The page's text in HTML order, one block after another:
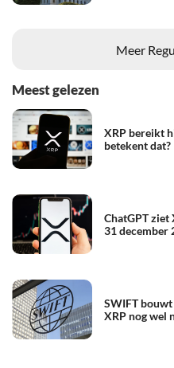
Meer
Meest gelezen
XRP bereikt
betekent dat?
ChatGPT ziet
31 december
SWIFT
XRP nog wel